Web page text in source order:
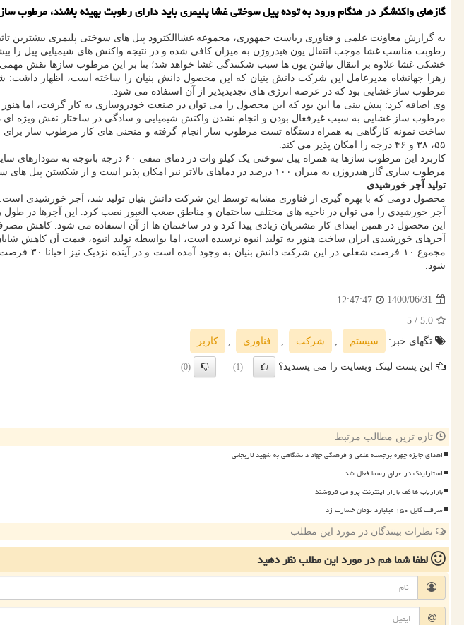
گازهای واکنشگر در هنگام ورود به توده پیل سوختی غشا پلیمری باید دارای رطوبت بهینه باشند،
به گزارش معاونت علمی و فناوری ریاست جمهوری، مجموعه غشاالکترود پیل های سوختی پلیمری بیشترین
رطوبت مناسب غشا موجب انتقال یون هیدروژن به میزان کافی شده و در نتیجه واکنش های شیمیایی پیل را
خشکی غشا علاوه بر انتقال نیافتن یون ها سبب شکنندگی غشا خواهد شد؛ بنا بر این مرطوب سازها نقش
زهرا جهانشاه مدیرعامل این شرکت دانش بنیان که این محصول دانش بنیان را ساخته است، اظهار
مرطوب ساز غشایی بود که در عرصه انرژی های تجدیدپذیر از آن استفاده می شود.
وی اضافه کرد: پیش بینی ما این بود که این محصول را می توان در صنعت خودروسازی به کار گرفت، اما هنوز
مرطوب ساز غشایی به سبب غیرفعال بودن و انجام نشدن واکنش شیمیایی و سادگی در ساختار نقش ویژه ای
۵۵، ۳۸ و ۴۶ درجه را امکان پذیر می کند.
کاربرد این مرطوب سازها به همراه پبل سوختی یک کیلو وات در دمای منفی ۶۰ درجه باتوجه به نمودارهای سایکرومتری منجر به تولید رطوبت ۹۰ درصد برای هوا خواهد شد.
مرطوب سازی گاز هیدروژن به میزان ۱۰۰ درصد در دماهای بالاتر نیز امکان پذیر است و از شکستن پیل های سوختی جلوگیری می کند.
تولید آجر خورشیدی
محصول دومی که با بهره گیری از فناوری مشابه توسط این شرکت دانش بنیان تولید شد، آجر خورشیدی است.
آجر خورشیدی را می توان در ناحیه های مختلف ساختمان و مناطق صعب العبور نصب کرد. این آجرها در طول
این محصول در همین ابتدای کار مشتریان زیادی پیدا کرد و در ساختمان ها از آن استفاده می شود.
آجرهای خورشیدی ایران ساخت هنوز به تولید انبوه نرسیده است، اما بواسطه تولید انبوه، قیمت آن کاهش
مجموع ۱۰
شود.
1400/06/31
12:47:47
5.0
/ 5
تگهای خبر:
سیستم شركت فناوری كاربر
این پست لینک وبسایت را می پسندید؟ (1)
(0)
تازه ترین مطالب مرتبط
اهدای جایزه چهره برجسته علمی و فرهنگی جهاد دانشگاهی به شهید لاریجانی
استارلینک در عراق رسما فعال شد
بازاریاب ها کف بازار اینترنت پرو می فروشند
سرقت کابل ۱۵۰ میلیارد تومان خسارت زد
نظرات بینندگان در مورد این مطلب
لطفا شما همدر مورد این مطلبنظر دهید